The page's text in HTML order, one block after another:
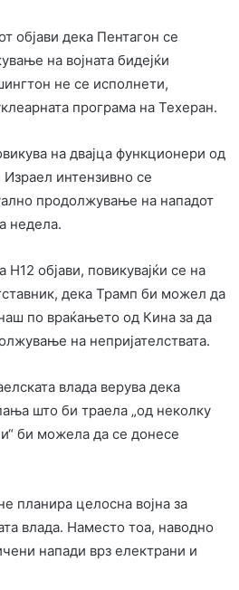
објави дека Пентагон се
на војната бидејќи
не се исполнети,
програма на Техеран.
на двајца функционери од
интензивно се
продолжување на нападот
недела.
Н12 објави, повикувајќи се на
дека Трамп би можел да
по враќањето од Кина за да
на непријателствата.
влада верува дека
што би траела „од неколку
би можела да се донесе
планира целосна војна за
влада. Наместо тоа, наводно
напади врз електрани и